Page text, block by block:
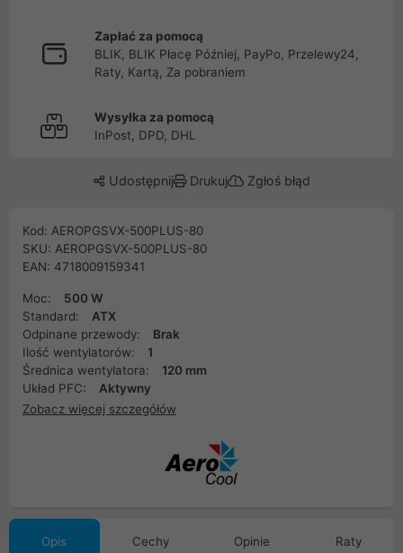
Zapłać za pomocą
BLIK, BLIK Płacę Później, PayPo, Przelewy24,
Raty, Kartą, Za pobraniem
Wysyłka za pomocą
InPost, DPD, DHL
Udostępnij Drukuj Zgłoś błąd
Kod: AEROPGSVX-500PLUS-80
SKU: AEROPGSVX-500PLUS-80
EAN: 4718009159341
Moc:
500 W
Standard:
ATX
Odpinane przewody:
Brak
Ilość wentylatorów:
1
Średnica wentylatora:
120 mm
Układ PFC:
Aktywny
Zobacz więcej szczegółów
Opis Cechy Opinie Raty